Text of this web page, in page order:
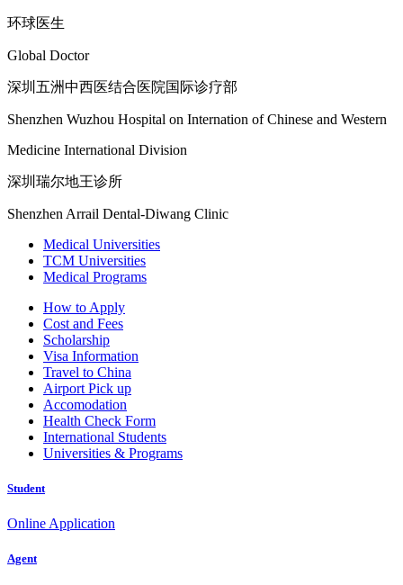
环球医生
Global Doctor
深圳五洲中西医结合医院国际诊疗部
Shenzhen Wuzhou Hospital on Internation of Chinese and Western
Medicine International Division
深圳瑞尔地王诊所
Shenzhen Arrail Dental-Diwang Clinic
Medical Universities
TCM Universities
Medical Programs
How to Apply
Cost and Fees
Scholarship
Visa Information
Travel to China
Airport Pick up
Accomodation
Health Check Form
International Students
Universities & Programs
Student
Online Application
Agent